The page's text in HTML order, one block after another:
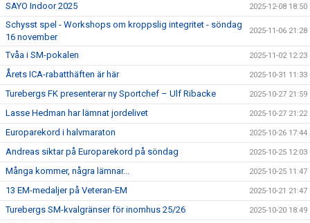
SAYO Indoor 2025 2025-12-08 18:50
Schysst spel - Workshops om kroppslig integritet - söndag
16 november
2025-11-06 21:28
Tvåa i SM-pokalen 2025-11-02 12:23
Årets ICA-rabatthäften är här 2025-10-31 11:33
Turebergs FK presenterar ny Sportchef – Ulf Ribacke 2025-10-27 21:59
Lasse Hedman har lämnat jordelivet 2025-10-27 21:22
Europarekord i halvmaraton 2025-10-26 17:44
Andreas siktar på Europarekord på söndag 2025-10-25 12:03
Många kommer, några lämnar... 2025-10-25 11:47
13 EM-medaljer på Veteran-EM 2025-10-21 21:47
Turebergs SM-kvalgränser för inomhus 25/26 2025-10-20 18:49